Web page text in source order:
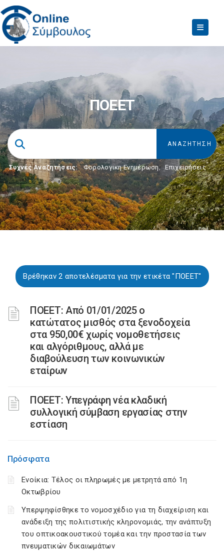
ΠΟΕΕΤ
Συχνές Αναζητήσεις: Φορολογικη Ενημέρωση, Επιχειρήσεις
Βρέθηκαν 2 αποτελέσματα για την ετικέτα "ΠΟΕΕΤ"
ΠΟΕΕΤ: Από 01/01/2025 ο
κατώτατος μισθός στα ξενοδοχεία
στα 950,00€ χωρίς νομοθετήσεις
και αλγόριθμους, αλλά με
διαβούλευση των κοινωνικών
εταίρων
ΠΟΕΕΤ: Υπεγράφη νέα κλαδική
συλλογική σύμβαση εργασίας στην
εστίαση
Πρόσφατα
Ενοίκια: Τέλος οι πληρωμές με μετρητά από 1η
Οκτωβρίου
Υπερψηφίσθηκε το νομοσχέδιο για τη διαχείριση και
ανάδειξη της πολιτιστικής κληρονομιάς, την ανάπτυξη
του οπτικοακουστικού τομέα και την προστασία των
πνευματικών δικαιωμάτων